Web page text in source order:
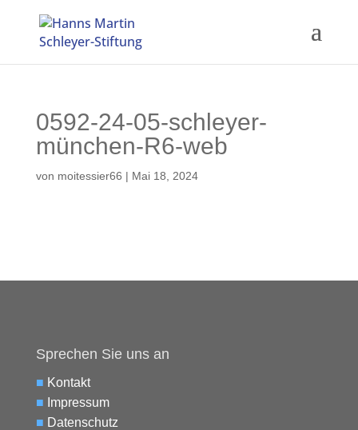
0592-24-05-schleyer-
münchen-R6-web
von moitessier66 | Mai 18, 2024
Sprechen Sie uns an
■ Kontakt
■ Impressum
■ Datenschutz